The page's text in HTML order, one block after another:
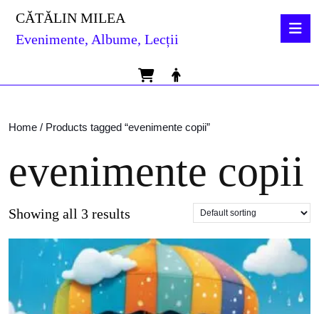
content
CĂTĂLIN MILEA
Evenimente, Albume, Lecții
Cart MyAccount
Home / Products tagged “evenimente copii”
evenimente copii
Showing all 3 results